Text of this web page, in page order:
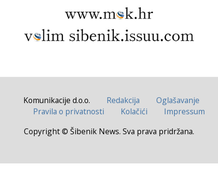
Komunikacije d.o.o. Redakcija
Oglašavanje
Pravila o privatnosti
Kolačići
Impressum
Copyright © Šibenik News. Sva prava pridržana.